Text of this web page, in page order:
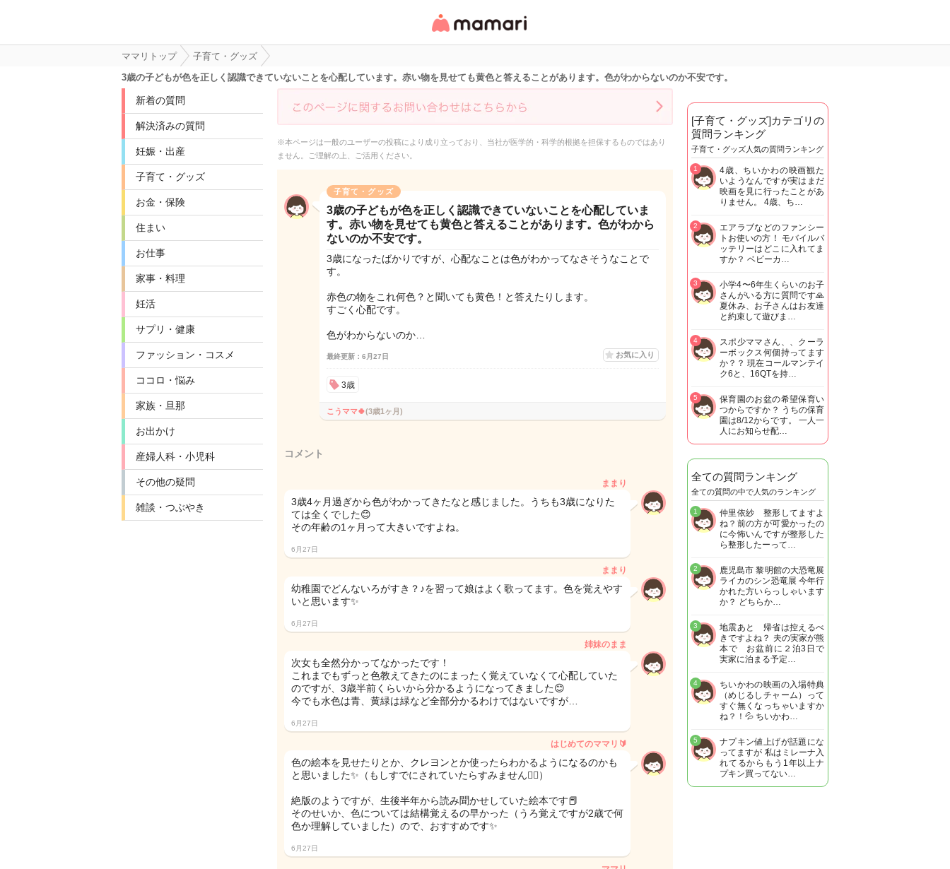
リ・情報サイト
ママリトップ
子育て・グッズ
3歳の子どもが色を正しく認識できていないことを心配しています。赤い物を見せても黄色と答えることがあります。色がわからないのか不安です。
新着の質問
解決済みの質問
妊娠・出産
子育て・グッズ
お金・保険
住まい
お仕事
家事・料理
妊活
サプリ・健康
ファッション・コスメ
ココロ・悩み
家族・旦那
お出かけ
産婦人科・小児科
その他の疑問
雑談・つぶやき
※本ページは一般のユーザーの投稿により成り立っており、当社が医学的・科学的根拠を担保するものではあり
ません。ご理解の上、ご活用ください。
子育て・グッズ
3歳の子どもが色を正しく認識できていないことを心配していま
す。赤い物を見せても黄色と答えることがあります。色がわから
ないのか不安です。
3歳になったばかりですが、心配なことは色がわかってなさそうなことで
す。
赤色の物をこれ何色？と聞いても黄色！と答えたりします。
すごく心配です。
色がわからないのか…
最終更新：6月27日 お気に入り
3歳
こうママ🍀(3歳1ヶ月)
コメント
ままり
3歳4ヶ月過ぎから色がわかってきたなと感じました。うちも3歳になりた
ては全くでした😊
その年齢の1ヶ月って大きいですよね。
6月27日
ままり
幼稚園でどんないろがすき？♪を習って娘はよく歌ってます。色を覚えやす
いと思います✨
6月27日
姉妹のまま
次女も全然分かってなかったです！
これまでもずっと色教えてきたのにまったく覚えていなくて心配していた
のですが、3歳半前くらいから分かるようになってきました😊
今でも水色は青、黄緑は緑など全部分かるわけではないですが…
6月27日
はじめてのママリ🔰
色の絵本を見せたりとか、クレヨンとか使ったらわかるようになるのかも
と思いました✨（もしすでにされていたらすみません🙇‍♀️）
絶版のようですが、生後半年から読み聞かせしていた絵本です📕
そのせいか、色については結構覚えるの早かった（うろ覚えですが2歳で何
色か理解していました）ので、おすすめです✨
6月27日
[子育て・グッズ]カテゴリの
質問ランキング
子育て・グッズ人気の質問ランキング
4歳、ちいかわの映画観た
いようなんですが実はまだ
映画を見に行ったことがあ
りません。 4歳、ち…
1
エアラブなどのファンシー
トお使いの方！ モバイルバ
ッテリーはどこに入れてま
すか？ ベビーカ…
2
小学4〜6年生くらいのお子
さんがいる方に質問です🙏
夏休み、お子さんはお友達
と約束して遊びま…
3
スポ少ママさん、、クーラ
ーボックス何個持ってます
か？？ 現在コールマンテイ
ク6と、16QTを持…
4
保育園のお盆の希望保育い
つからですか？ うちの保育
園は8/12からです。 一人一
人にお知らせ配…
5
全ての質問ランキング
全ての質問の中で人気のランキング
仲里依紗 整形してますよ
ね？前の方が可愛かったの
に今怖いんですが整形した
ら整形したーって…
1
鹿児島市 黎明館の大恐竜展
ライカのシン恐竜展 今年行
かれた方いらっしゃいます
か？ どちらか…
2
地震あと 帰省は控えるべ
きですよね？ 夫の実家が熊
本で お盆前に２泊3日で
実家に泊まる予定…
3
ちいかわの映画の入場特典
（めじるしチャーム）って
すぐ無くなっちゃいますか
ね？！💦 ちいかわ…
4
ナプキン値上げが話題にな
ってますが 私はミレーナ入
れてるからもう1年以上ナ
プキン買ってない…
5